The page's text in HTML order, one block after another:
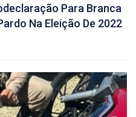
Para Branca
Na Eleição De 2022